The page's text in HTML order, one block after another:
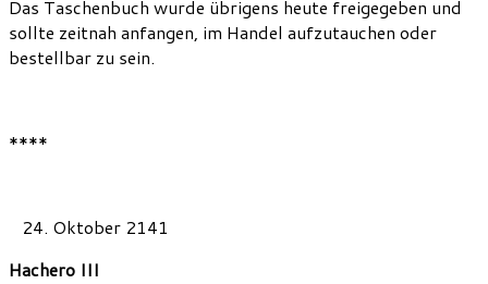
Das Taschenbuch wurde übrigens heute freigegeben und
sollte zeitnah anfangen, im Handel aufzutauchen oder
bestellbar zu sein.
****
Oktober 2141
Hachero III